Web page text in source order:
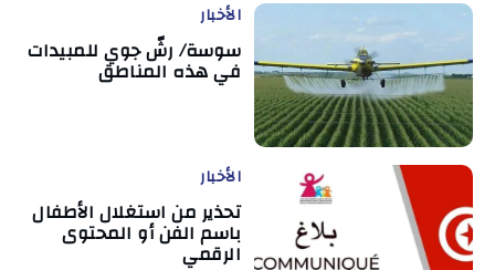
الأخبار
سوسة/ رشّ جوي للمبيدات
في هذه المناطق
الأخبار
تحذير من استغلال الأطفال
باسم الفن أو المحتوى
الرقمي